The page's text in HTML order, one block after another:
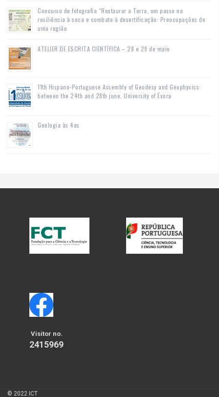
Concurso de fotografia “Restaurar a Terra, um passo na
resiliência à seca e combate à desertificação: Preocupações de
uma região
ATELIER DE ESCRITA CIENTÍFICA – 28 e 29 de maio
11th Hispano-Portuguese Assembly of Geodesy and Geophysics:
between the 24th and 28th june, University of Évora
Geologia às 4as
Visitor no.
2415969
© 2022 ICT